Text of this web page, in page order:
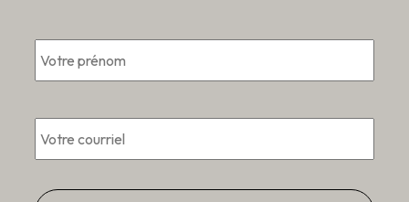
Courriel *